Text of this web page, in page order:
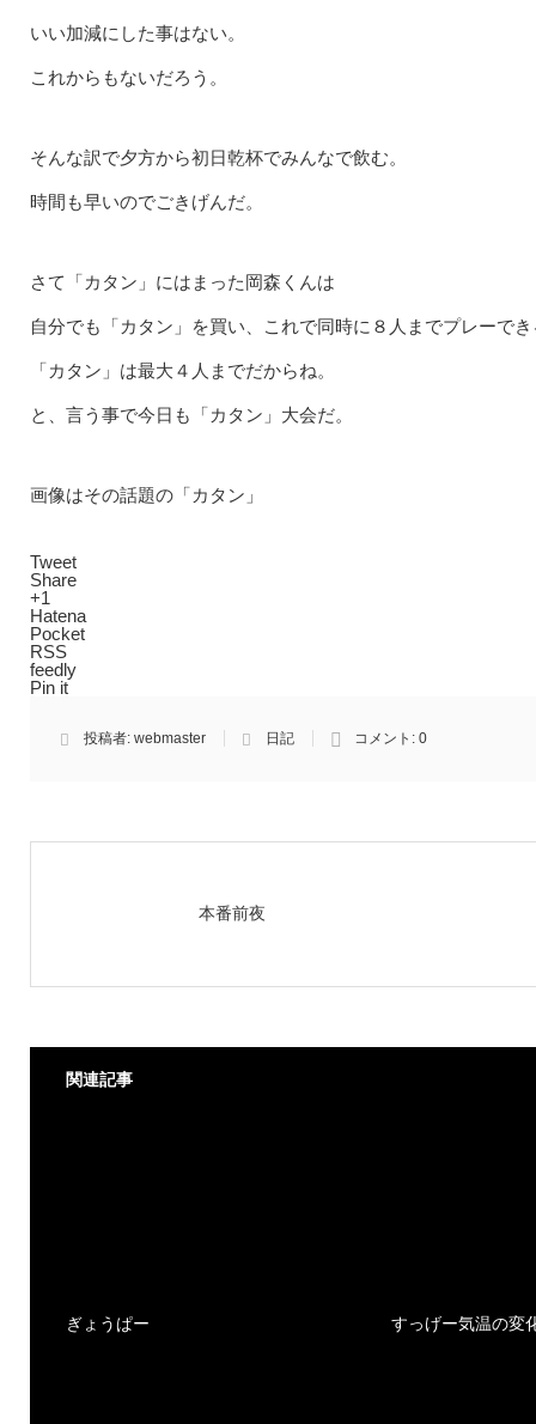
いい加減にした事はない。
これからもないだろう。
そんな訳で夕方から初日乾杯でみんなで飲む。
時間も早いのでごきげんだ。
さて「カタン」にはまった岡森くんは
自分でも「カタン」を買い、これで同時に８人までプレーで
「カタン」は最大４人までだからね。
と、言う事で今日も「カタン」大会だ。
画像はその話題の「カタン」
Tweet
Share
+1
Hatena
Pocket
RSS
feedly
Pin it
投稿者: webmaster 日記 コメント: 0
本番前夜
関連記事
ぎょうぱー すっげー気温の変